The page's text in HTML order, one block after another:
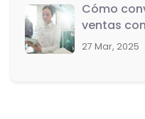
Cómo
ventas
27 Mar, 2025